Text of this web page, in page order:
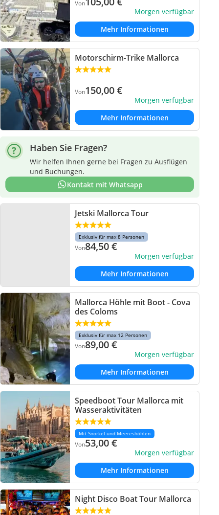
Von
Morgen verfügbar
Mehr Informationen
Motorschirm-Trike Mallorca
Von150,00€
Morgen verfügbar
Mehr Informationen
Haben Sie Fragen?
Wir helfen Ihnen gerne bei Fragen zu Ausflügen
und Buchungen.
Kontakt mit Whatsapp
Jetski Mallorca Tour
Exklusiv für max 8 Personen
Von84,50€
Morgen verfügbar
Mehr Informationen
Mallorca Höhle mit Boot - Cova
des Coloms
Exklusiv für max 12 Personen
Von89,00€
Morgen verfügbar
Mehr Informationen
Speedboot Tour Mallorca mit
Wasseraktivitäten
Mit Snorkel und Meereshöhlen
Von53,00€
Morgen verfügbar
Mehr Informationen
Night Disco Boat Tour Mallorca